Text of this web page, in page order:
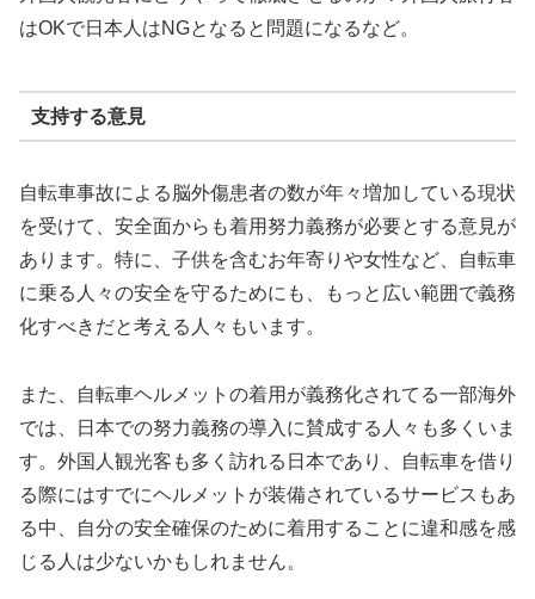
はOKで日本人はNGとなると問題になるなど。
支持する意見
自転車事故による脳外傷患者の数が年々増加している現状
を受けて、安全面からも着用努力義務が必要とする意見が
あります。特に、子供を含むお年寄りや女性など、自転車
に乗る人々の安全を守るためにも、もっと広い範囲で義務
化すべきだと考える人々もいます。
また、自転車ヘルメットの着用が義務化されてる一部海外
では、日本での努力義務の導入に賛成する人々も多くいま
す。外国人観光客も多く訪れる日本であり、自転車を借り
る際にはすでにヘルメットが装備されているサービスもあ
る中、自分の安全確保のために着用することに違和感を感
じる人は少ないかもしれません。